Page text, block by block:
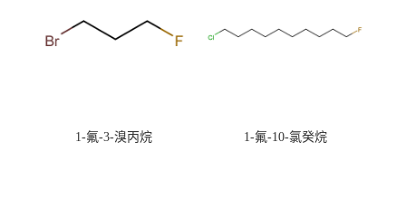
1-氟-3-溴丙烷 1-氟-10-氯癸烷